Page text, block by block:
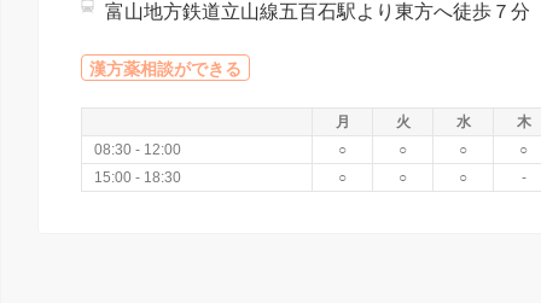
富山地方鉄道立山線五百石駅より東方へ徒歩７分
漢方薬相談ができる
月 火 水
木
08:30 - 12:00
○ ○ ○
○
15:00 - 18:30
○ ○ ○ -